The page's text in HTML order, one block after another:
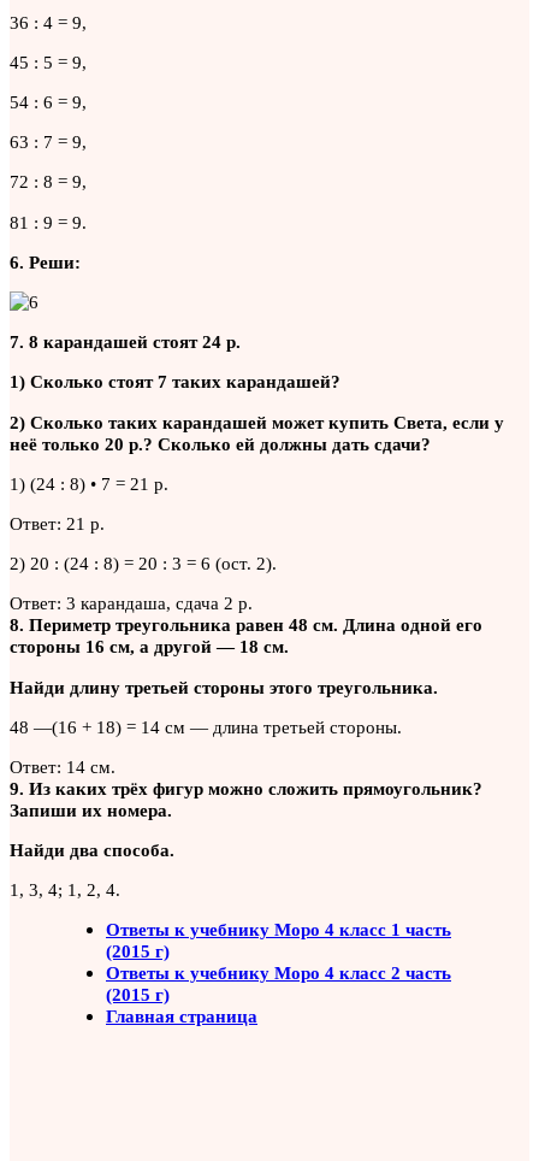
36 : 4 = 9,
45 : 5 = 9,
54 : 6 = 9,
63 : 7 = 9,
72 : 8 = 9,
81 : 9 = 9.
6. Реши:
7. 8 карандашей стоят 24 р.
1) Сколько стоят 7 таких карандашей?
2) Сколько таких карандашей может купить Света, если у
неё только 20 р.? Сколько ей должны дать сдачи?
1) (24 : 8) • 7 = 21 р.
Ответ: 21 р.
2) 20 : (24 : 8) = 20 : 3 = 6 (ост. 2).
Ответ: 3 карандаша, сдача 2 р.
8. Периметр треугольника равен 48 см. Длина одной его
стороны 16 см, а другой — 18 см.
Найди длину третьей стороны этого треугольника.
48 —(16 + 18) = 14 см — длина третьей стороны.
Ответ: 14 см.
9. Из каких трёх фигур можно сложить прямоугольник?
Запиши их номера.
Найди два способа.
1, 3, 4; 1, 2, 4.
Ответы к учебнику Моро 4 класс 1 часть
(2015 г)
Ответы к учебнику Моро 4 класс 2 часть
(2015 г)
Главная страница